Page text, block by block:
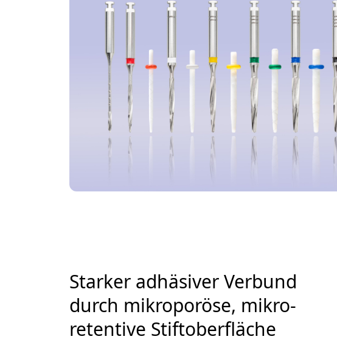
Starker adhäsiver Verbund
durch mikroporöse, mikro-
retentive Stiftoberfläche